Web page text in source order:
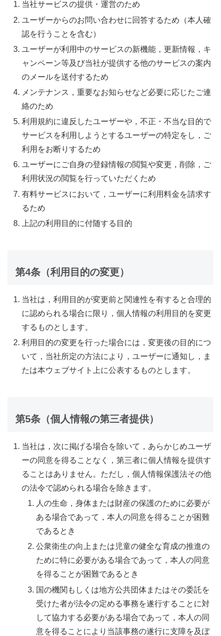
当社サービスの提供・運営のため
ユーザーからのお問い合わせに回答するため（本人確
認を行うことを含む）
ユーザーが利用中のサービスの新機能，更新情報，キ
ャンペーン等及び当社が提供する他のサービスの案内
のメールを送付するため
メンテナンス，重要なお知らせなど必要に応じたご連
絡のため
利用規約に違反したユーザーや，不正・不当な目的で
サービスを利用しようとするユーザーの特定をし，ご
利用をお断りするため
ユーザーにご自身の登録情報の閲覧や変更，削除，ご
利用状況の閲覧を行っていただくため
有料サービスにおいて，ユーザーに利用料金を請求す
るため
上記の利用目的に付随する目的
第4条（利用目的の変更）
当社は，利用目的が変更前と関連性を有すると合理的
に認められる場合に限り，個人情報の利用目的を変更
するものとします。
利用目的の変更を行った場合には，変更後の目的につ
いて，当社所定の方法により，ユーザーに通知し，ま
たは本ウェブサイト上に公表するものとします。
第5条（個人情報の第三者提供）
当社は，次に掲げる場合を除いて，あらかじめユーザ
ーの同意を得ることなく，第三者に個人情報を提供す
ることはありません。ただし，個人情報保護法その他
の法令で認められる場合を除きます。
人の生命，身体または財産の保護のために必要が
ある場合であって，本人の同意を得ることが困難
であるとき
公衆衛生の向上または児童の健全な育成の推進の
ために特に必要がある場合であって，本人の同意
を得ることが困難であるとき
国の機関もしくは地方公共団体またはその委託を
受けた者が法令の定める事務を遂行することに対
して協力する必要がある場合であって，本人の同
意を得ることにより当該事務の遂行に支障を及ぼ